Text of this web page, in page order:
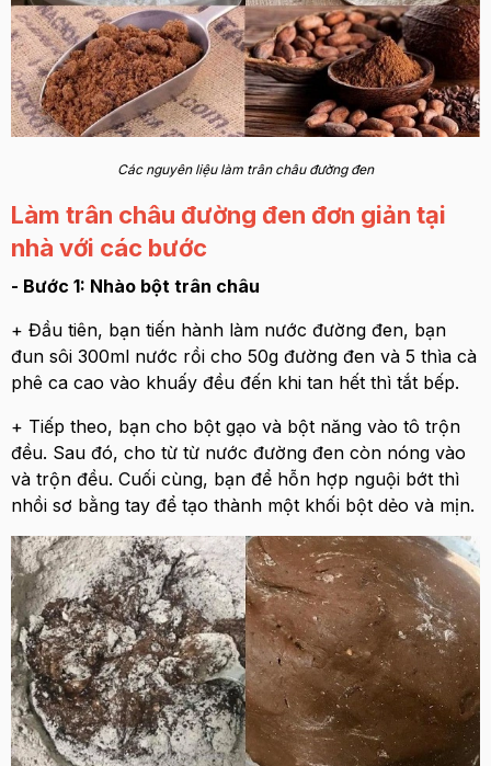
Các nguyên liệu làm trân châu đường đen
Làm trân châu đường đen đơn giản tại
nhà với các bước
- Bước 1: Nhào bột trân châu
+ Đầu tiên, bạn tiến hành làm nước đường đen, bạn
đun sôi 300ml nước rồi cho 50g đường đen và 5 thìa cà
phê ca cao vào khuấy đều đến khi tan hết thì tắt bếp.
+ Tiếp theo, bạn cho bột gạo và bột năng vào tô trộn
đều. Sau đó, cho từ từ nước đường đen còn nóng vào
và trộn đều. Cuối cùng, bạn để hỗn hợp nguội bớt thì
nhồi sơ bằng tay để tạo thành một khối bột dẻo và mịn.